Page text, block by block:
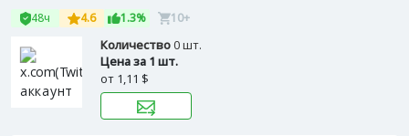
48ч 4.6 1.3% 10+
Количество0 шт.
Цена за 1 шт.
от 1,11 $